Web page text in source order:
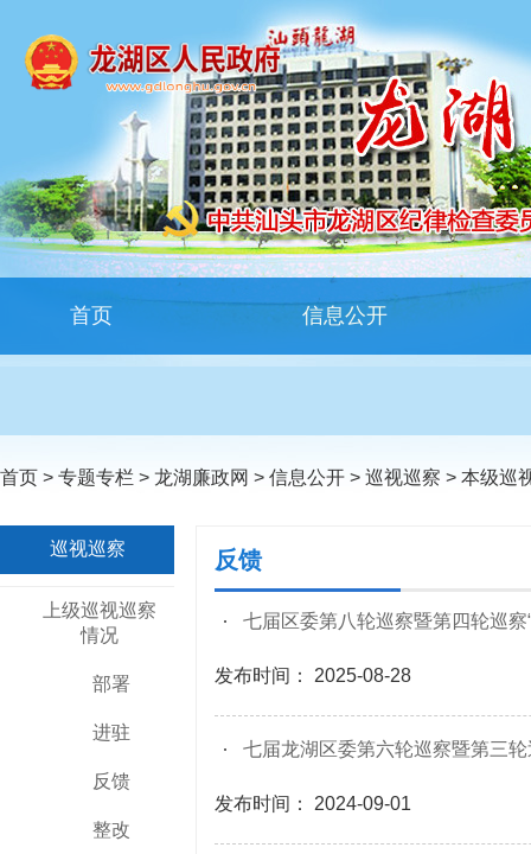
首页 信息公开
首页 > 专题专栏 > 龙湖廉政网 > 信息公开 > 巡视巡察 > 本级巡
巡视巡察
上级巡视巡察
情况
部署
进驻
反馈
整改
反馈
七届区委第八轮巡察暨第四轮巡察
发布时间： 2025-08-28
七届龙湖区委第六轮巡察暨第三轮
发布时间： 2024-09-01